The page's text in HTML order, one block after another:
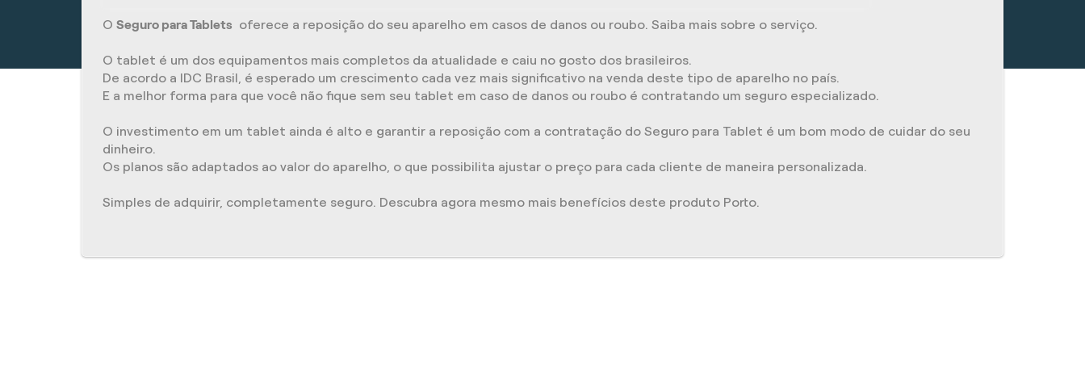
O Seguro para Tablets oferece a reposição do seu aparelho em casos de danos ou roubo. Saiba mais sobre o serviço.
O tablet é um dos equipamentos mais completos da atualidade e caiu no gosto dos brasileiros.
De acordo a IDC Brasil, é esperado um crescimento cada vez mais significativo na venda deste tipo de aparelho no país.
E a melhor forma para que você não fique sem seu tablet em caso de danos ou roubo é contratando um seguro especializado.
O investimento em um tablet ainda é alto e garantir a reposição com a contratação do Seguro para Tablet é um bom modo de cuidar do seu
dinheiro.
Os planos são adaptados ao valor do aparelho, o que possibilita ajustar o preço para cada cliente de maneira personalizada.
Simples de adquirir, completamente seguro. Descubra agora mesmo mais benefícios deste produto Porto.